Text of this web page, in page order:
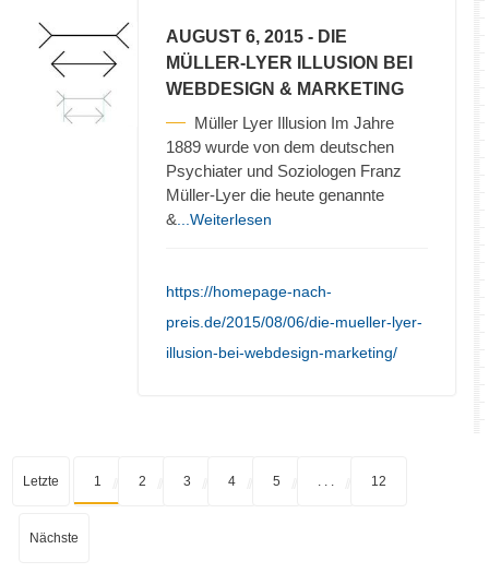
AUGUST 6, 2015 - DIE
MÜLLER-LYER ILLUSION BEI
WEBDESIGN & MARKETING
Müller Lyer Illusion Im Jahre
1889 wurde von dem deutschen
Psychiater und Soziologen Franz
Müller-Lyer die heute genannte
& ...Weiterlesen
https://homepage-nach-
preis.de/2015/08/06/die-mueller-lyer-
illusion-bei-webdesign-marketing/
Letzte 1 2 3 4 5 12
Nächste